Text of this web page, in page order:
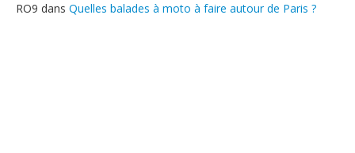
RO9 dans Quelles balades à moto à faire autour de Paris ?